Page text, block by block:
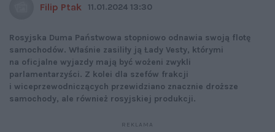
Filip Ptak 11.01.2024 13:30
Rosyjska Duma Państwowa stopniowo odnawia swoją flotę
samochodów. Właśnie zasiliły ją Łady Vesty, którymi
na oficjalne wyjazdy mają być wożeni zwykli
parlamentarzyści. Z kolei dla szefów frakcji
i wiceprzewodniczących przewidziano znacznie droższe
samochody, ale również rosyjskiej produkcji.